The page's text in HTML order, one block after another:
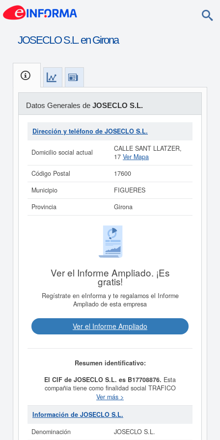
JOSECLO S.L. en Girona
Datos Generales de JOSECLO S.L.
Dirección y teléfono de JOSECLO S.L.
Domicilio social actual
CALLE SANT LLATZER,
17 Ver Mapa
Código Postal
17600
Municipio
FIGUERES
Provincia
Girona
Ver el Informe Ampliado. ¡Es
gratis!
Regístrate en eInforma y te regalamos el Informe
Ampliado de esta empresa
Ver el Informe Ampliado
Resumen identificativo:
El CIF de JOSECLO S.L. es B17708876. Esta
compañia tiene como finalidad social TRAFICO
INMOBILIARIO EN TODAS SUS MODALIDADES, TALES
COMO LA ADQUISICION Y VENTA DE TERRENOS E
INMUEBLES, FINCAS URBANAS Y RUSTICAS,
SEGREGACION, CONSTRUCCION DE EDIFICIOS
Ver más >
Información de JOSECLO S.L.
Denominación
JOSECLO S.L.